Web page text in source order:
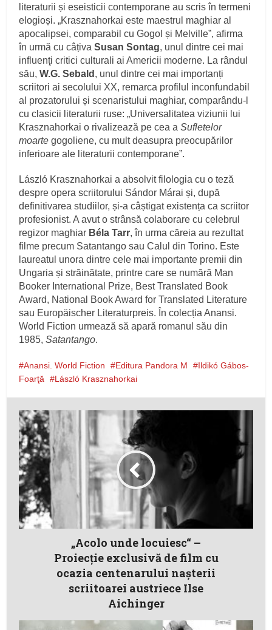
literaturii și eseisticii contemporane au scris în termeni
elogioși. „Krasznahorkai este maestrul maghiar al
apocalipsei, comparabil cu Gogol și Melville”, afirma
în urmă cu câțivaSusan Sontag, unul dintre cei mai
influenţi critici culturali ai Americii moderne. La rândul
său,W.G. Sebald , unul dintre cei mai importanți
scriitori ai secolului XX, remarca profilul inconfundabil
al prozatorului și scenaristului maghiar, comparându-l
cu clasicii literaturii ruse: „Universalitatea viziunii lui
Krasznahorkai o rivalizează pe cea aSufletelor
moarte gogoliene, cu mult deasupra preocupărilor
inferioare ale literaturii contemporane”.
László Krasznahorkai a absolvit filologia cu o teză
despre opera scriitorului Sándor Márai și, după
definitivarea studiilor, și-a câștigat existența ca scriitor
profesionist. A avut o strânsă colaborare cu celebrul
regizor maghiar Béla Tarr, în urma căreia au rezultat
filme precum Satantango sau Calul din Torino. Este
laureatul unora dintre cele mai importante premii din
Ungaria și străinătate, printre care se numără Man
Booker International Prize, Best Translated Book
Award, National Book Award for Translated Literature
sau Europäischer Literaturpreis. În colecția Anansi.
World Fiction urmează să apară romanul său din
1985,Satantango.
Anansi. World Fiction Editura Pandora M
Ildikó Gábos-
Foarţă
László Krasznahorkai
„Acolo unde locuiesc“ –
Proiecţie exclusivă de film cu
ocazia centenarului naşterii
scriitoarei austriece Ilse
Aichinger